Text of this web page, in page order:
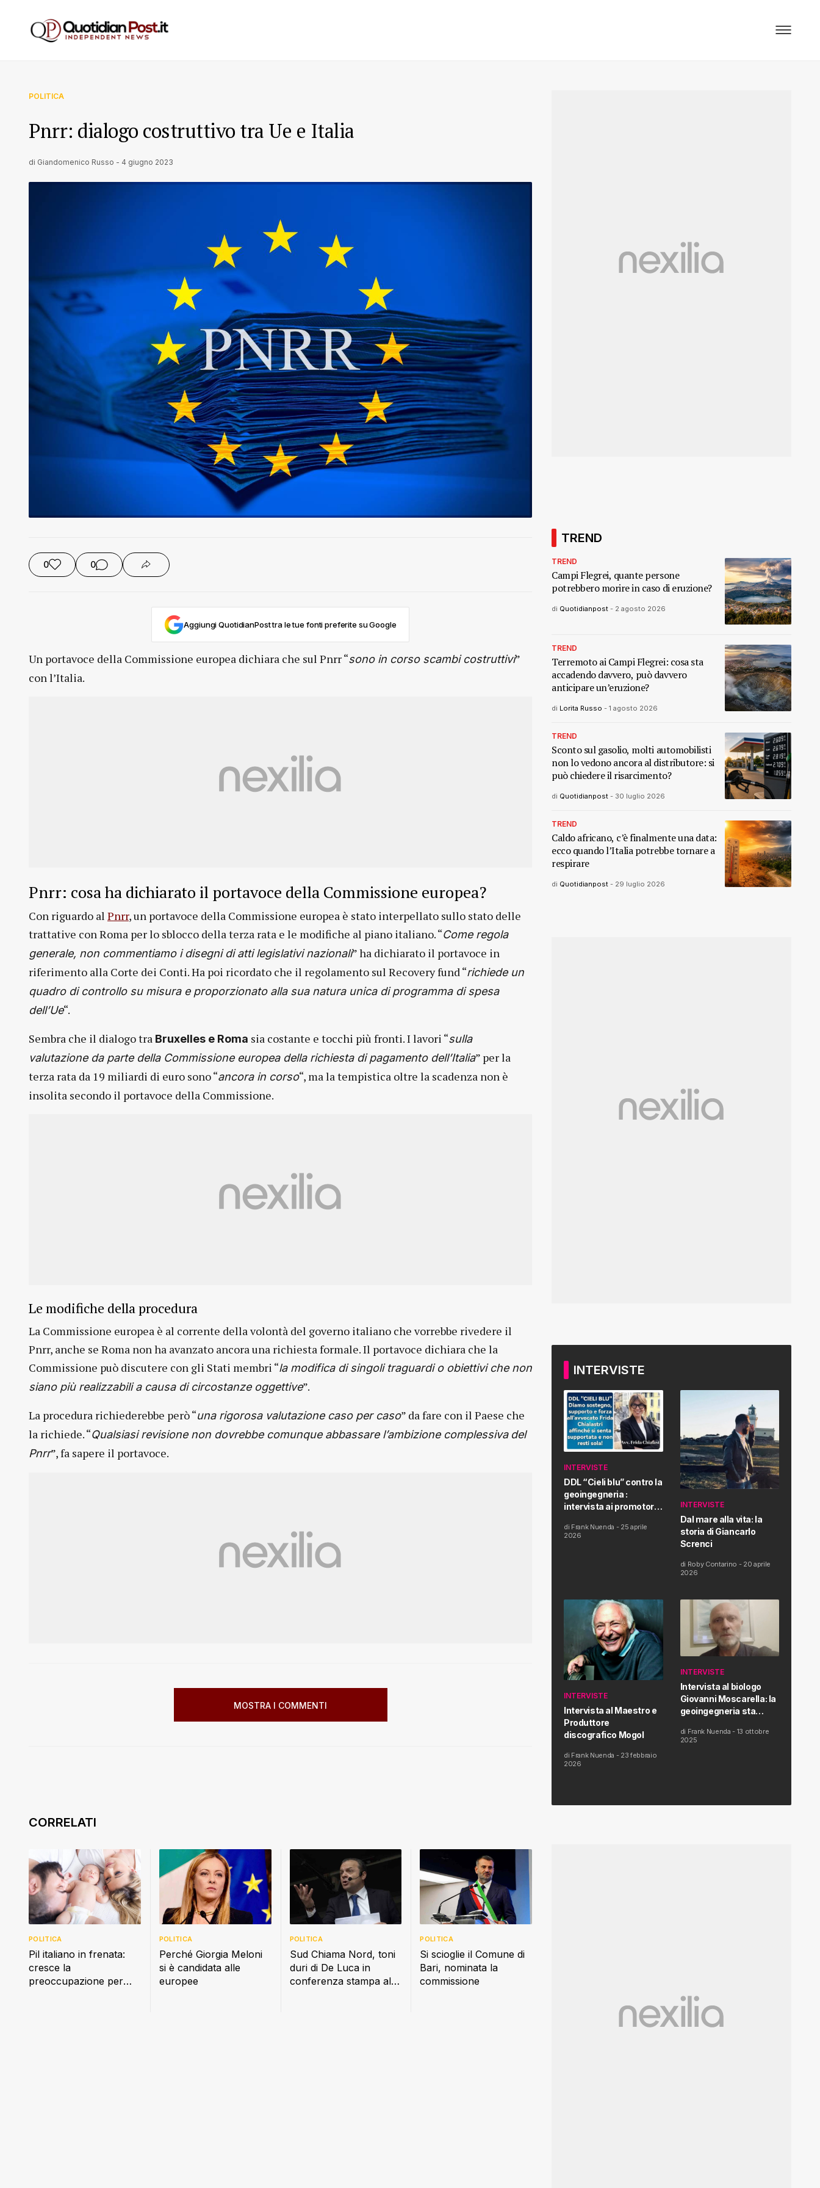
POLITICA
Pnrr: dialogo costruttivo tra Ue e Italia
di Giandomenico Russo - 4 giugno 2023
0 0
Aggiungi QuotidianPost tra le tue fonti preferite su Google
Un portavoce della Commissione europea dichiara che sul Pnrr “sono in corso scambi costruttivi”
con l’Italia.
Pnrr: cosa ha dichiarato il portavoce della Commissione europea?
Con riguardo al Pnrr, un portavoce della Commissione europea è stato interpellato sullo stato delle
trattative con Roma per lo sblocco della terza rata e le modifiche al piano italiano. “Come regola
generale, non commentiamo i disegni di atti legislativi nazionali” ha dichiarato il portavoce in
riferimento alla Corte dei Conti. Ha poi ricordato che il regolamento sul Recovery fund “richiede un
quadro di controllo su misura e proporzionato alla sua natura unica di programma di spesa
dell’Ue“.
Sembra che il dialogo tra Bruxelles e Roma sia costante e tocchi più fronti. I lavori “sulla
valutazione da parte della Commissione europea della richiesta di pagamento dell’Italia” per la
terza rata da 19 miliardi di euro sono “ancora in corso“, ma la tempistica oltre la scadenza non è
insolita secondo il portavoce della Commissione.
Le modifiche della procedura
La Commissione europea è al corrente della volontà del governo italiano che vorrebbe rivedere il
Pnrr, anche se Roma non ha avanzato ancora una richiesta formale. Il portavoce dichiara che la
Commissione può discutere con gli Stati membri “la modifica di singoli traguardi o obiettivi che non
siano più realizzabili a causa di circostanze oggettive”.
La procedura richiederebbe però “una rigorosa valutazione caso per caso” da fare con il Paese che
la richiede. “Qualsiasi revisione non dovrebbe comunque abbassare l’ambizione complessiva del
Pnrr”, fa sapere il portavoce.
MOSTRA I COMMENTI
Pil italiano in frenata:
cresce la
preoccupazione per
POLITICA
Perché Giorgia Meloni
si è candidata alle
europee
POLITICA
Sud Chiama Nord, toni
duri di De Luca in
conferenza stampa alla
POLITICA
Si scioglie il Comune di
Bari, nominata la
commissione
POLITICA
TREND
TREND
Campi Flegrei, quante persone
potrebbero morire in caso di eruzione?
di Quotidianpost - 2 agosto 2026
TREND
Terremoto ai Campi Flegrei: cosa sta
accadendo davvero, può davvero
anticipare un’eruzione?
di Lorita Russo - 1 agosto 2026
TREND
Sconto sul gasolio, molti automobilisti
non lo vedono ancora al distributore: si
può chiedere il risarcimento?
di Quotidianpost - 30 luglio 2026
TREND
Caldo africano, c’è finalmente una data:
ecco quando l’Italia potrebbe tornare a
respirare
di Quotidianpost - 29 luglio 2026
INTERVISTE
INTERVISTE
DDL “Cieli blu” contro la
geoingegneria :
intervista ai promotori
Proposta di Legge
di Frank Nuenda - 25 aprile
2026
INTERVISTE
Dal mare alla vita: la
storia di Giancarlo
Screnci
di Roby Contarino - 20 aprile
2026
INTERVISTE
Intervista al Maestro e
Produttore
discografico Mogol
di Frank Nuenda - 23 febbraio
2026
INTERVISTE
Intervista al biologo
Giovanni Moscarella: la
geoingegneria sta
salute dell’uomo
di Frank Nuenda - 13 ottobre
2025